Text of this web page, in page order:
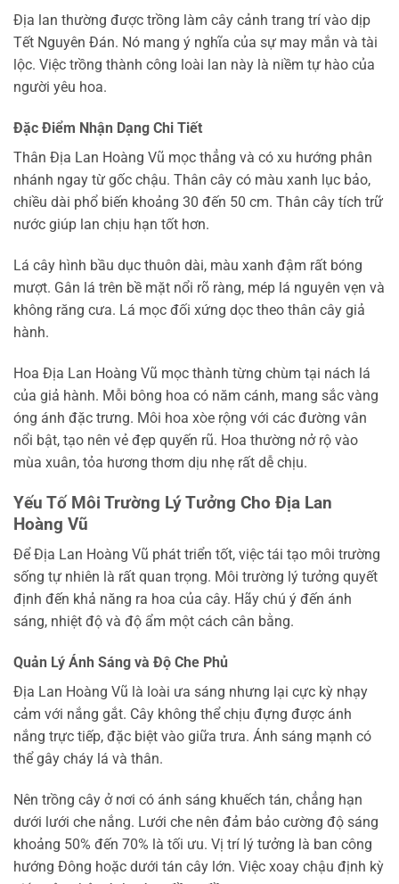
Địa lan thường được trồng làm cây cảnh trang trí vào dịp
Tết Nguyên Đán. Nó mang ý nghĩa của sự may mắn và tài
lộc. Việc trồng thành công loài lan này là niềm tự hào của
người yêu hoa.
Đặc Điểm Nhận Dạng Chi Tiết
Thân Địa Lan Hoàng Vũ mọc thẳng và có xu hướng phân
nhánh ngay từ gốc chậu. Thân cây có màu xanh lục bảo,
chiều dài phổ biến khoảng 30 đến 50 cm. Thân cây tích trữ
nước giúp lan chịu hạn tốt hơn.
Lá cây hình bầu dục thuôn dài, màu xanh đậm rất bóng
mượt. Gân lá trên bề mặt nổi rõ ràng, mép lá nguyên vẹn và
không răng cưa. Lá mọc đối xứng dọc theo thân cây giả
hành.
Hoa Địa Lan Hoàng Vũ mọc thành từng chùm tại nách lá
của giả hành. Mỗi bông hoa có năm cánh, mang sắc vàng
óng ánh đặc trưng. Môi hoa xòe rộng với các đường vân
nổi bật, tạo nên vẻ đẹp quyến rũ. Hoa thường nở rộ vào
mùa xuân, tỏa hương thơm dịu nhẹ rất dễ chịu.
Yếu Tố Môi Trường Lý Tưởng Cho Địa Lan
Hoàng Vũ
Để Địa Lan Hoàng Vũ phát triển tốt, việc tái tạo môi trường
sống tự nhiên là rất quan trọng. Môi trường lý tưởng quyết
định đến khả năng ra hoa của cây. Hãy chú ý đến ánh
sáng, nhiệt độ và độ ẩm một cách cân bằng.
Quản Lý Ánh Sáng và Độ Che Phủ
Địa Lan Hoàng Vũ là loài ưa sáng nhưng lại cực kỳ nhạy
cảm với nắng gắt. Cây không thể chịu đựng được ánh
nắng trực tiếp, đặc biệt vào giữa trưa. Ánh sáng mạnh có
thể gây cháy lá và thân.
Nên trồng cây ở nơi có ánh sáng khuếch tán, chẳng hạn
dưới lưới che nắng. Lưới che nên đảm bảo cường độ sáng
khoảng 50% đến 70% là tối ưu. Vị trí lý tưởng là ban công
hướng Đông hoặc dưới tán cây lớn. Việc xoay chậu định kỳ